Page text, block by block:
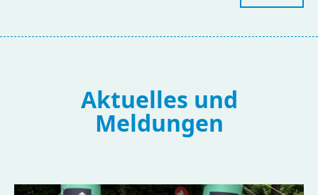
Aktuelles und
Meldungen